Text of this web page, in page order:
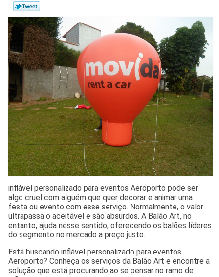
inflável personalizado para eventos Aeroporto pode ser
algo cruel com alguém que quer decorar e animar uma
festa ou evento com esse serviço. Normalmente, o valor
ultrapassa o aceitável e são absurdos. A Balão Art, no
entanto, ajuda nesse sentido, oferecendo os balões líderes
do segmento no mercado a preço justo.
Está buscando inflável personalizado para eventos
Aeroporto? Conheça os serviços da Balão Art e encontre a
solução que está procurando ao se pensar no ramo de